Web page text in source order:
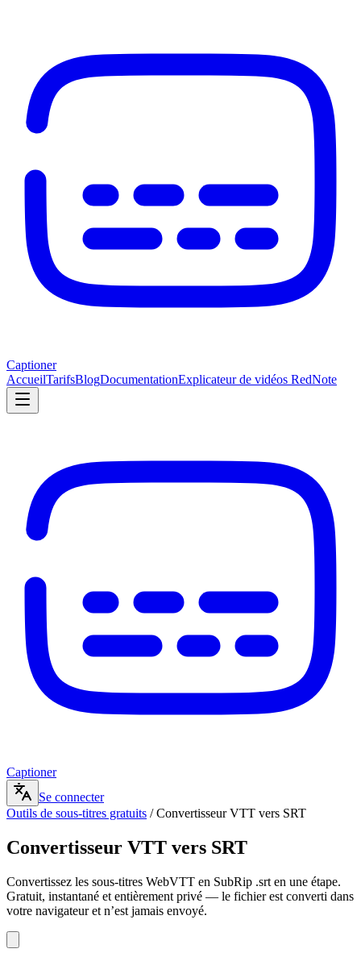
Captioner
AccueilTarifsBlogDocumentationExplicateur de vidéos RedNote
Captioner
Se connecter
Outils de sous-titres gratuits /Convertisseur VTT vers SRT
Convertisseur VTT vers SRT
Convertissez les sous-titres WebVTT en SubRip .srt en une étape.
Gratuit, instantané et entièrement privé — le fichier est converti dans
votre navigateur et n’est jamais envoyé.